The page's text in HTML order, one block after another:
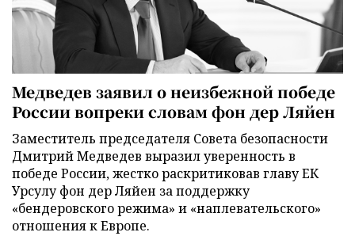
Медведев заявил о неизбежной победе
России вопреки словам фон дер Ляйен
Заместитель председателя Совета безопасности
Дмитрий Медведев выразил уверенность в
победе России, жестко раскритиковав главу ЕК
Урсулу фон дер Ляйен за поддержку
«бендеровского режима» и «наплевательского»
отношения к Европе.